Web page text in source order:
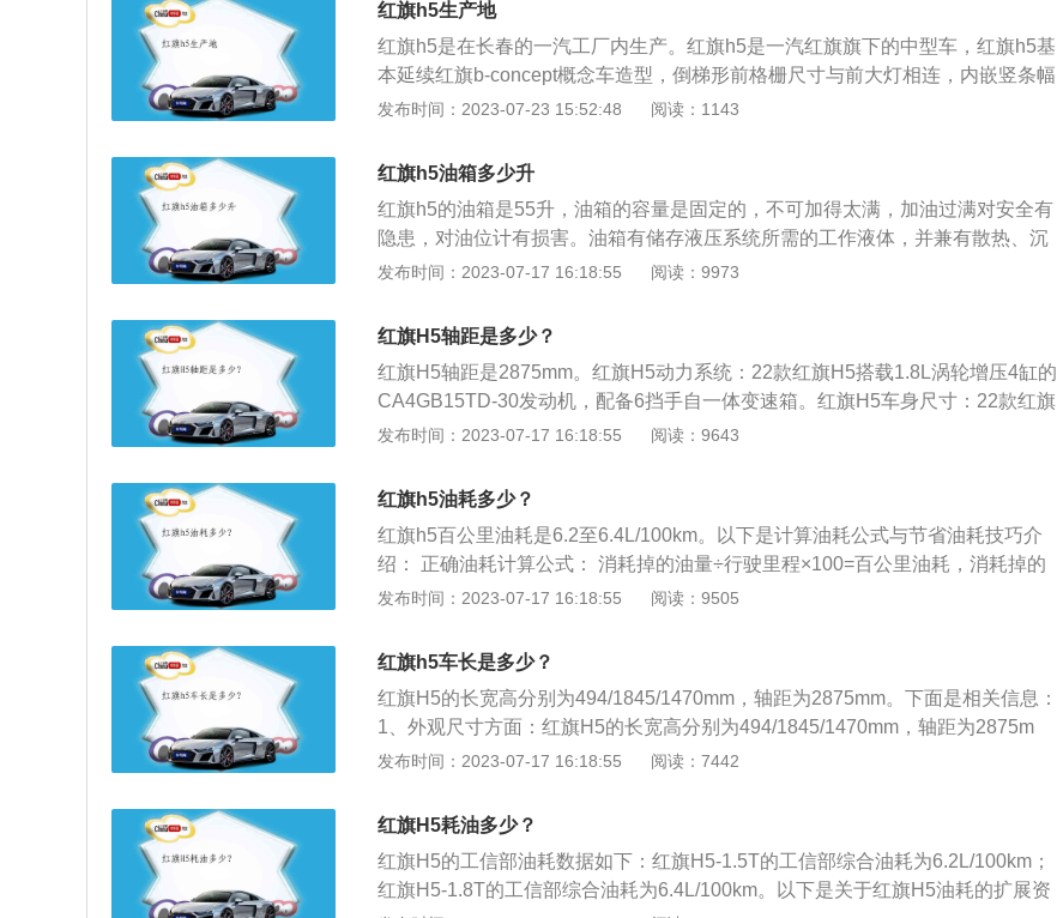
红旗h5生产地
红旗h5是在长春的一汽工厂内生产。红旗h5是一汽红旗旗下的中型车，红旗h5基
本延续红旗b-concept概念车造型，倒梯形前格栅尺寸与前大灯相连，内嵌竖条幅
镀铬装饰条，2022年7月26日，全新红旗h5正式上市。以红旗h52023款2.0t自动
m，轴距为2920mm，搭载2.0t涡轮增压发动机，其最大马力为224ps，最大功率
为165kw，最大扭矩为340牛米，传动方面，与这款发动机匹配的是8挡手自一体
变速箱，前悬架使用的是麦弗逊式独立悬架，后悬架使用的是多连杆式独立悬
架。（数据来源有驾官网）
发布时间：2023-07-23 15:52:48 阅读：1143
红旗h5油箱多少升
红旗h5的油箱是55升，油箱的容量是固定的，不可加得太满，加油过满对安全有
隐患，对油位计有损害。油箱有储存液压系统所需的工作液体，并兼有散热、沉
淀杂质和分离液体中汽泡的功能。红旗H5需要使用95号汽油，车辆共有两个发动
动机都需要使用95号汽油，每次加油的时候都需要注意，千万不要加错。实际加
油过程中，加油量可能会超出标定的容积，这是由于汽车厂家所标定的油箱容积
是从油箱底到安全界度的容积，而从安全界度到油箱口还有一定的空间，这个空
间是为了保证油箱内的油品在温度变高的情况下膨胀，而不至于溢出油箱的安全
空间。如果在加油过程中把油加到油箱口，就会产生实际加油量比标定油箱容积
发布时间：2023-07-17 16:18:55 阅读：9973
红旗H5轴距是多少？
红旗H5轴距是2875mm。红旗H5动力系统：22款红旗H5搭载1.8L涡轮增压4缸的
CA4GB15TD-30发动机，配备6挡手自一体变速箱。红旗H5车身尺寸：22款红旗
H5车身长宽高分别为4945mm、1845mm、1470mm。红旗H5底盘方面：22款红
悬架，承载式车体结构。
发布时间：2023-07-17 16:18:55 阅读：9643
红旗h5油耗多少？
红旗h5百公里油耗是6.2至6.4L/100km。以下是计算油耗公式与节省油耗技巧介
绍： 正确油耗计算公式： 消耗掉的油量÷行驶里程×100=百公里油耗，消耗掉的
油量数据相对比较难取得，一般采用满油箱为初始数据，行驶一段距离后再次加
中，应以低档起步，轻轻的踩下油门，缓缓提速。不要一下子猛踩油门，猛踩油
门会成倍增加油耗。轻踩油门的起步方式既可以使发动机的升温时间缩短，还可
以有效提升燃油利用率，从而达到省油的效果。
发布时间：2023-07-17 16:18:55 阅读：9505
红旗h5车长是多少？
红旗H5的长宽高分别为494/1845/1470mm，轴距为2875mm。下面是相关信息：
1、外观尺寸方面：红旗H5的长宽高分别为494/1845/1470mm，轴距为2875m
m，更具轴距优势的H5在空间乘坐上别有一番风味。H5基本延续红旗B-Concept
力方面：红旗H5全系搭载1.8T汽油发动机+6挡自动变速箱，这套动力总成与红旗
H7应用的一致，仅在参数上有所调整。CA4GC18TD-01型1.8T发动机增加了缸
内直喷等技术，最大功率186马力，峰值扭矩250牛·米。
发布时间：2023-07-17 16:18:55 阅读：7442
红旗H5耗油多少？
红旗H5的工信部油耗数据如下：红旗H5-1.5T的工信部综合油耗为6.2L/100km；
红旗H5-1.8T的工信部综合油耗为6.4L/100km。以下是关于红旗H5油耗的扩展资